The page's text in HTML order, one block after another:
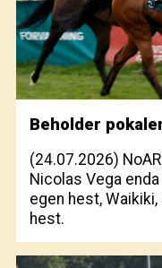
Beholder
(24.07.2026)
Nicolas Vega
egen hest,
hest.